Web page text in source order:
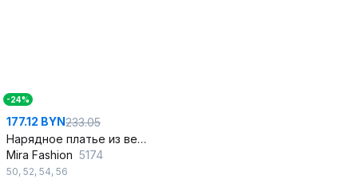
-24%
177.12 BYN233.05
Нарядное платье из велюра и кружева с шнуром и аппликацией
Mira Fashion 5174
50, 52, 54, 56